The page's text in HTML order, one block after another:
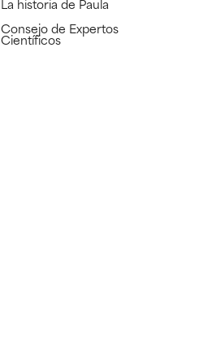
Consejo de Expertos
Científicos